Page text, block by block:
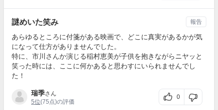
謎めいた笑み
あらゆるところに付箋がある映画で、どこに真実があるかが気
になって仕方がありませんでした。
特に、市川さんか演じる稲村恵美が子供を抱きながらニヤッと
笑った時には、ここに何かあると思わすにいられませんでし
た！
瑞季さん
5位(75点)の評価
0
報告